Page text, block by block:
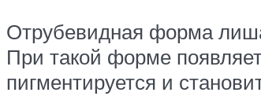
Отрубевидная форма
При такой форме
пигментируется и